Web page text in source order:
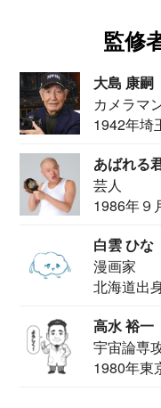
監修
大島 康嗣
カメラマ
1942年埼
あばれる
芸人
1986年９
白雲 ひな
漫画家
北海道出
高水 裕一
宇宙論専
1980年東